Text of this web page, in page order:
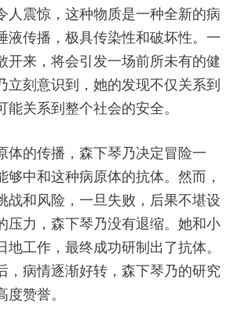
人震惊，这种物质是一种全新的病
液传播，极具传染性和破坏性。一
开来，将会引发一场前所未有的健
立刻意识到，她的发现不仅关系到
关系到整个社会的安全。
体的传播，森下琴乃决定冒险一
够中和这种病原体的抗体。然而，
战和风险，一旦失败，后果不堪设
压力，森下琴乃没有退缩。她和小
工作，最终成功研制出了抗体。
，病情逐渐好转，森下琴乃的研究
赞誉。